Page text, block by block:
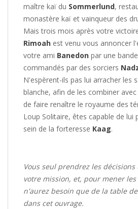
maître kaï du Sommerlund,
monastère kaï et vainqueur des
Mais trois mois après votre
Rimoah est venu vous annoncer
votre ami Banedon par une
commandés par des sorciers
N'espèrent-ils pas lui arracher les
blanche, afin de les combiner
de faire renaître le royaume des
Loup Solitaire, êtes capable de lui
sein de la forteresse Kaag.
Vous seul prendrez les
votre mission, et, pour mener les
n'aurez besoin que de la table
dans cet ouvrage.